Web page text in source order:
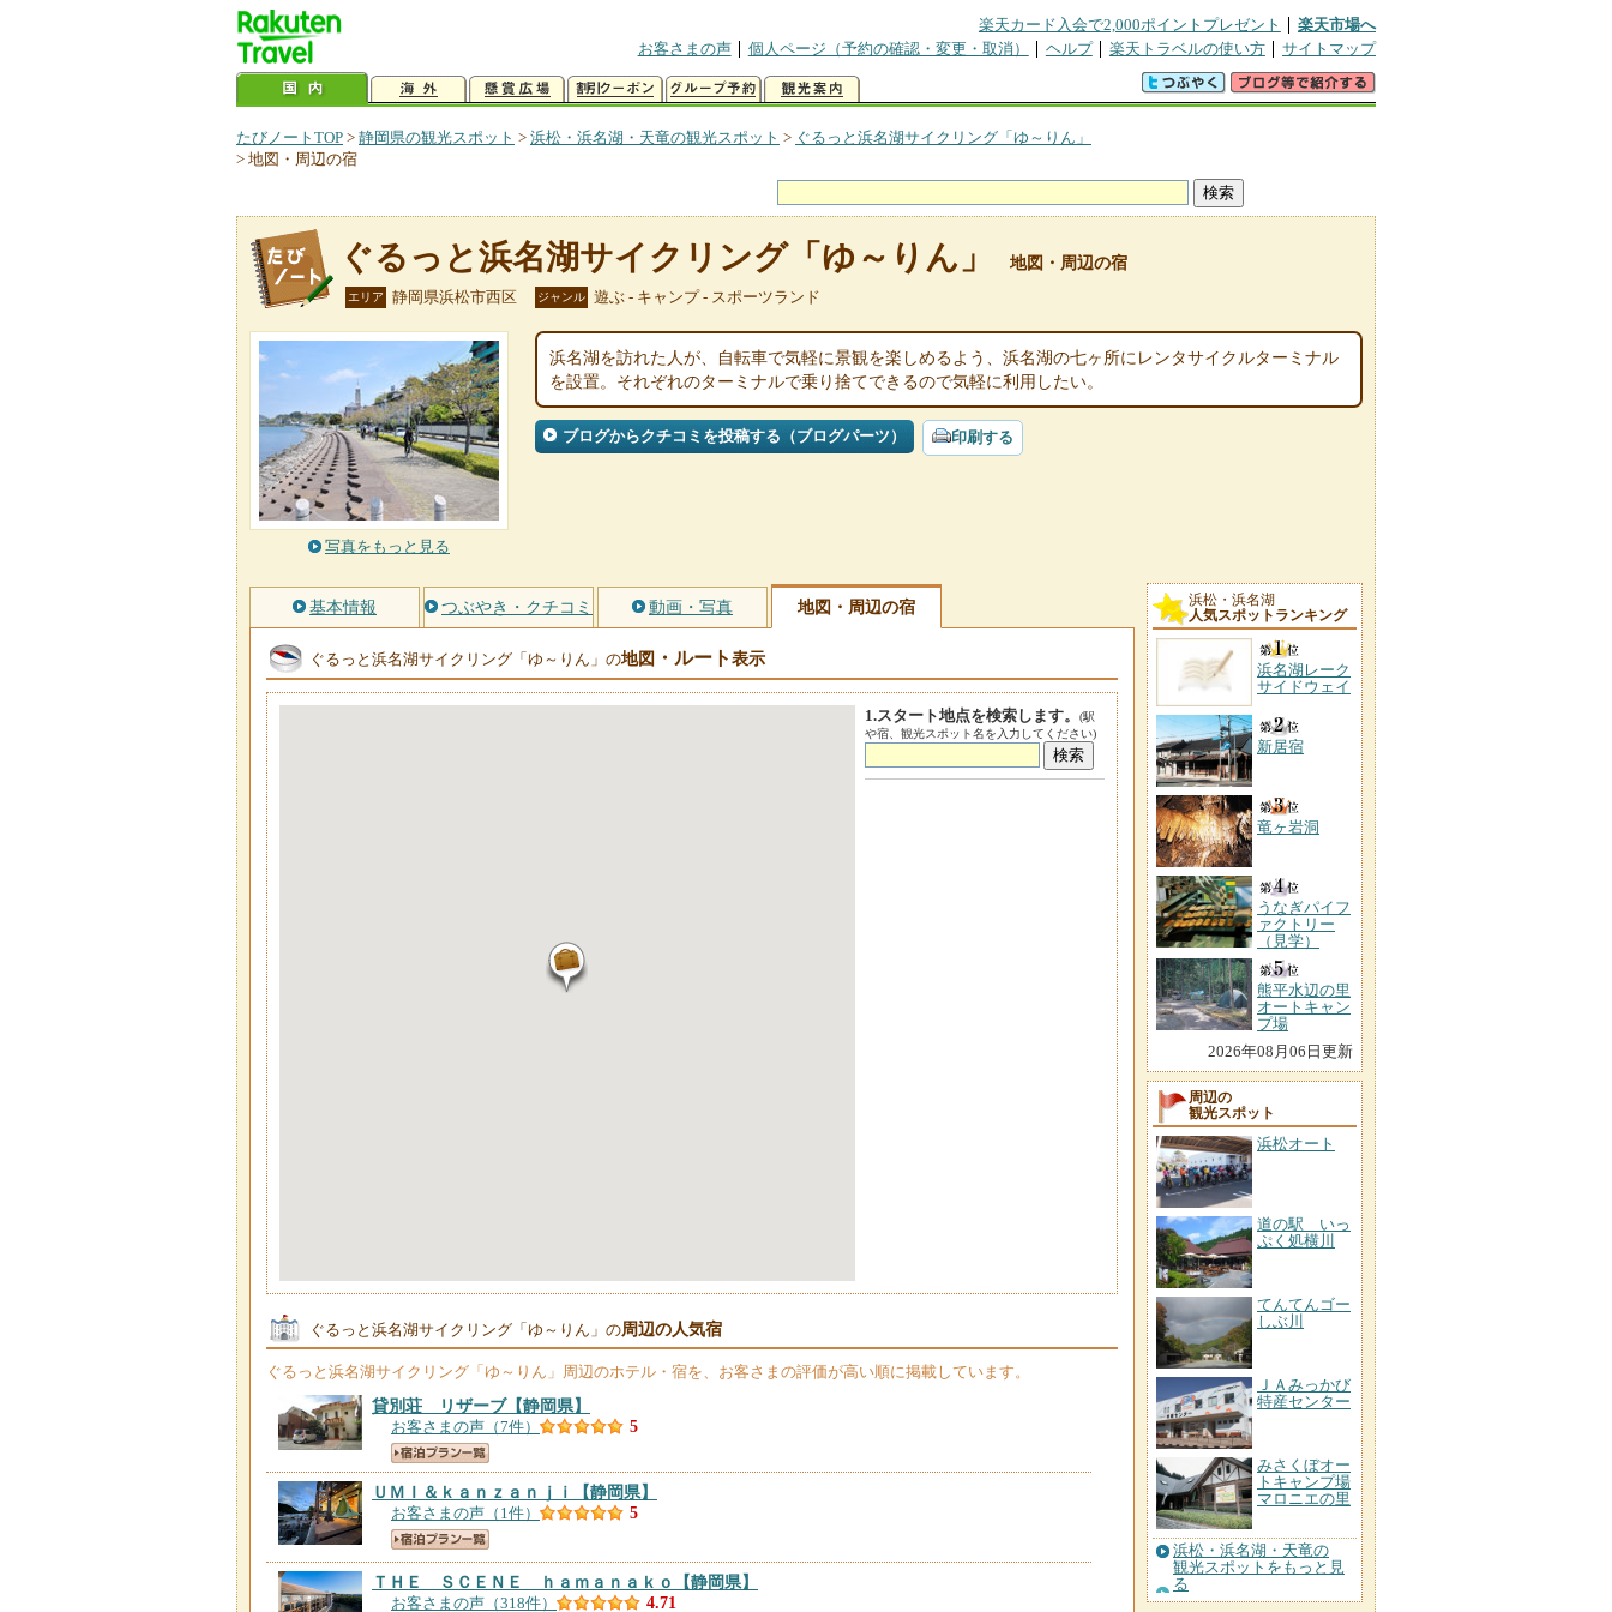
楽天カード入会で2,000ポイントプレゼント
楽天市場へ
お客さまの声
個人ページ（予約の確認・変更・取消） ヘルプ 楽天トラベルの使い方 サイトマップ
たびノートTOP > 静岡県の観光スポット > 浜松・浜名湖・天竜の観光スポット > ぐるっと浜名湖サイクリング「ゆ～りん」
> 地図・周辺の宿
ぐるっと浜名湖サイクリング「ゆ～りん」 地図・周辺の宿
エリア 静岡県浜松市西区 ジャンル 遊ぶ - キャンプ - スポーツランド
写真をもっと見る
浜名湖を訪れた人が、自転車で気軽に景観を楽しめるよう、浜名湖の七ヶ所にレンタサイクルターミナル
を設置。それぞれのターミナルで乗り捨てできるので気軽に利用したい。
ブログからクチコミを投稿する（ブログパーツ） 印刷する
基本情報 つぶやき・クチコミ 動画・写真 地図・周辺の宿
ぐるっと浜名湖サイクリング「ゆ～りん」の地図 ・ルート表示
1.スタート地点を検索します。
(駅
や宿、観光スポット名を入力してください)
ぐるっと浜名湖サイクリング「ゆ～りん」の周辺の人気宿
ぐるっと浜名湖サイクリング「ゆ～りん」 周辺のホテル・宿を、お客さまの評価が高い順に掲載しています。
貸別荘 リザーブ【静岡県】
お客さまの声（7件） 5
ＵＭＩ＆ｋａｎｚａｎｊｉ 【静岡県】
お客さまの声（1件） 5
ＴＨＥ ＳＣＥＮＥ ｈａｍａｎａｋｏ 【静岡県】
お客さまの声（318件） 4.71
浜松・浜名湖
人気スポットランキング
浜名湖レーク
サイドウェイ
新居宿
竜ヶ岩洞
うなぎパイフ
ァクトリー
（見学）
熊平水辺の里
オートキャン
プ場
2026年08月06日更新
周辺の
観光スポット
浜松オート
道の駅 いっ
ぷく処横川
てんてんゴー
しぶ川
ＪＡみっかび
特産センター
みさくぼオー
トキャンプ場
マロニエの里
浜松・浜名湖・天竜の
観光スポットをもっと見
る